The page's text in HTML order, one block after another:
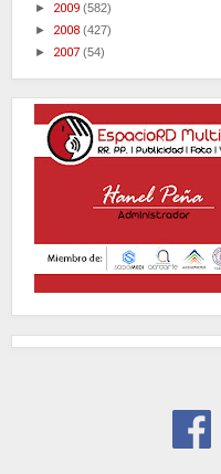
► 2009 (582)
► 2008 (427)
► 2007 (54)